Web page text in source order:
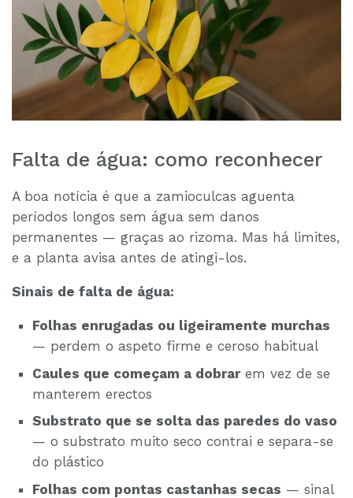
Falta de água: como reconhecer
A boa notícia é que a zamioculcas aguenta
períodos longos sem água sem danos
permanentes — graças ao rizoma. Mas há limites,
e a planta avisa antes de atingi-los.
Sinais de falta de água:
Folhas enrugadas ou ligeiramente murchas
— perdem o aspeto firme e ceroso habitual
Caules que começam a dobrarem vez de se
manterem erectos
Substrato que se solta das paredes do vaso
— o substrato muito seco contrai e separa-se
do plástico
Folhas com pontas castanhas secas — sinal